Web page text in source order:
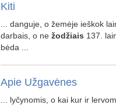
Kiti
... danguje, o žemėje ieškok
darbais, o ne žodžiais 137.
bėda ...
Apie Užgavėnes
... lyčynomis, o kai kur ir